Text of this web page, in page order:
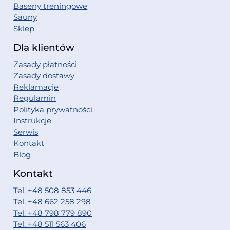
Baseny treningowe
Sauny
Sklep
Dla klientów
Zasady płatności
Zasady dostawy
Reklamacje
Regulamin
Polityka prywatności
Instrukcje
Serwis
Kontakt
Blog
Kontakt
Tel. +48 508 853 446
Tel. +48 662 258 298
Tel. +48 798 779 890
Tel. +48 511 563 406